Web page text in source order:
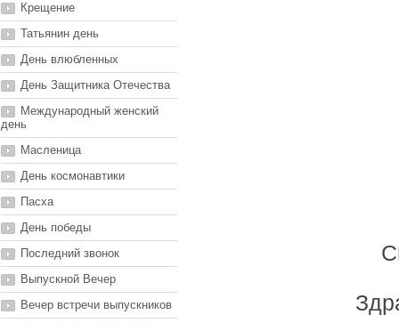
Крещение
Татьянин день
День влюбленных
День Защитника Отечества
Международный женский
день
Масленица
День космонавтики
Пасха
День победы
Последний звонок
Выпускной Вечер
Вечер встречи выпускников